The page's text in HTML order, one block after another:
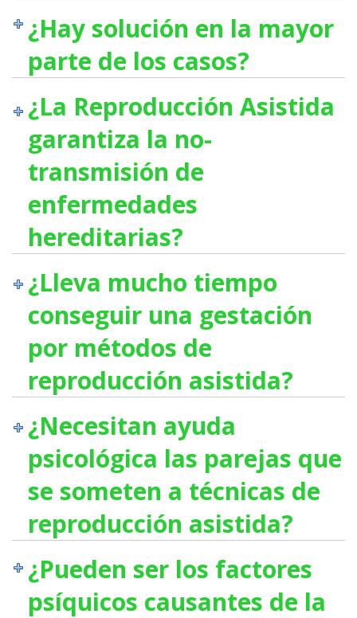
¿Hay solución en la mayor
parte de los casos?
¿La Reproducción Asistida
garantiza la no-
transmisión de
enfermedades
hereditarias?
¿Lleva mucho tiempo
conseguir una gestación
por métodos de
reproducción asistida?
¿Necesitan ayuda
psicológica las parejas que
se someten a técnicas de
reproducción asistida?
¿Pueden ser los factores
psíquicos causantes de la